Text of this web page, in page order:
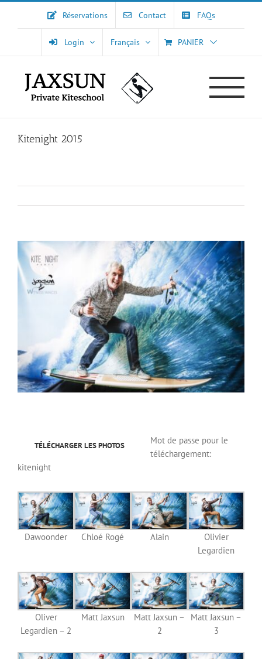
Réservations Contact FAQs
Login Français PANIER
Kitenight 2015
View
Larger
Image
TÉLÉCHARGER LES PHOTOS
Mot de passe pour le
téléchargement:
kitenight
Dawoonder Chloé Rogé Alain
Olivier
Legardien
Oliver
Legardien – 2
Matt Jaxsun
Matt Jaxsun –
2
Matt Jaxsun –
3